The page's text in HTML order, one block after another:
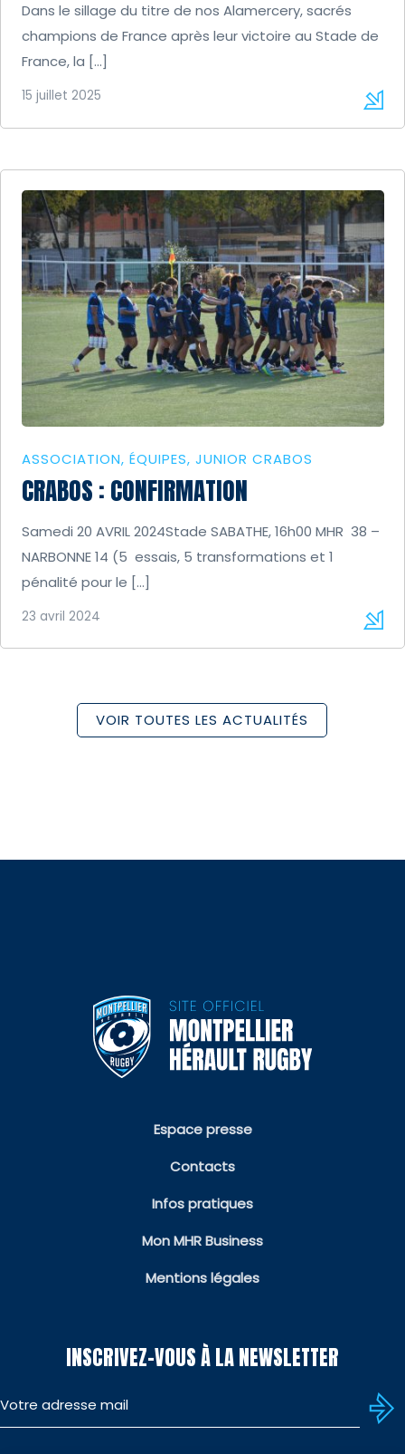
Dans le sillage du titre de nos Alamercery, sacrés
champions de France après leur victoire au Stade de
France, la […]
15 juillet 2025
ASSOCIATION ÉQUIPES JUNIOR CRABOS
CRABOS : CONFIRMATION
Samedi 20 AVRIL 2024Stade SABATHE, 16h00 MHR 38 –
NARBONNE 14 (5 essais, 5 transformations et 1
pénalité pour le […]
23 avril 2024
VOIR TOUTES LES ACTUALITÉS
Espace presse
Contacts
Infos pratiques
Mon MHR Business
Mentions légales
INSCRIVEZ-VOUS À LA NEWSLETTER